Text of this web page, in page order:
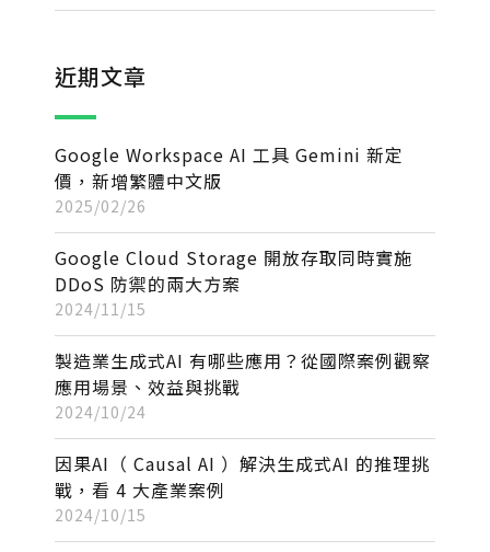
近期文章
Google Workspace AI 工具 Gemini 新定
價，新增繁體中文版
2025/02/26
Google Cloud Storage 開放存取同時實施
DDoS 防禦的兩大方案
2024/11/15
製造業生成式AI 有哪些應用？從國際案例觀察
應用場景、效益與挑戰
2024/10/24
因果AI（ Causal AI ）解決生成式AI 的推理挑
戰，看 4 大產業案例
2024/10/15